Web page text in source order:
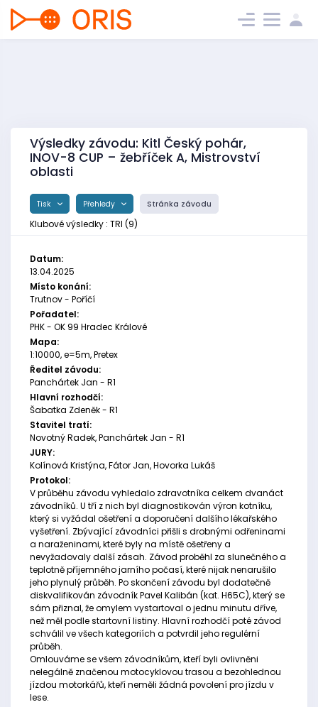
Výsledky závodu: Kitl Český pohár,
INOV-8 CUP – žebříček A, Mistrovství
oblasti
Tisk Přehledy Stránka závodu
Klubové výsledky : TRI (9)
Datum:
13.04.2025
Místo konání:
Trutnov - Poříčí
Pořadatel:
PHK - OK 99 Hradec Králové
Mapa:
1:10000, e=5m, Pretex
Ředitel závodu:
Panchártek Jan - R1
Hlavní rozhodčí:
Šabatka Zdeněk - R1
Stavitel tratí:
Novotný Radek, Panchártek Jan - R1
JURY:
Kolínová Kristýna, Fátor Jan, Hovorka Lukáš
Protokol:
V průběhu závodu vyhledalo zdravotníka celkem dvanáct
závodníků. U tří z nich byl diagnostikován výron kotníku,
který si vyžádal ošetření a doporučení dalšího lékařského
vyšetření. Zbývající závodníci přišli s drobnými odřeninami
a naraženinami, které byly na místě ošetřeny a
nevyžadovaly další zásah. Závod proběhl za slunečného a
teplotně příjemného jarního počasí, které nijak nenarušilo
jeho plynulý průběh. Po skončení závodu byl dodatečně
diskvalifikován závodník Pavel Kalibán (kat. H65C), který se
sám přiznal, že omylem vystartoval o jednu minutu dříve,
než měl podle startovní listiny. Hlavní rozhodčí poté závod
schválil ve všech kategoriích a potvrdil jeho regulérní
průběh.
Omlouváme se všem závodníkům, kteří byli ovlivněni
nelegálně značenou motocyklovou trasou a bezohlednou
jízdou motorkářů, kteří neměli žádná povolení pro jízdu v
lese.